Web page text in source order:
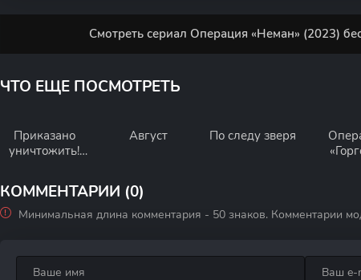
Смотреть сериал Операция «Неман» (2023)
ЧТО ЕЩЕ ПОСМОТРЕТЬ
Приказано
уничтожить!
«Китайская
шкатулка»
Август По следу зверя
КОММЕНТАРИИ (0)
Минимальная длина комментария - 50 знаков. Комментарии